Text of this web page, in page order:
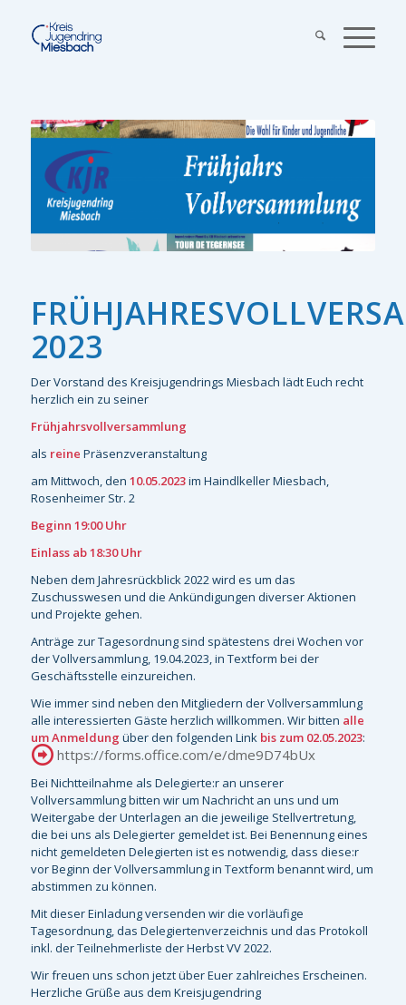
2023
Der Vorstand des Kreisjugendrings Miesbach lädt Euch recht
herzlich ein zu seiner
Frühjahrsvollversammlung
als reine Präsenzveranstaltung
am Mittwoch, den 10.05.2023im Haindlkeller Miesbach,
Rosenheimer Str. 2
Beginn 19:00 Uhr
Einlass ab 18:30 Uhr
Neben dem Jahresrückblick 2022 wird es um das
Zuschusswesen und die Ankündigungen diverser Aktionen
und Projekte gehen.
Anträge zur Tagesordnung sind spätestens drei Wochen vor
der Vollversammlung, 19.04.2023, in Textform bei der
Geschäftsstelle einzureichen.
Wie immer sind neben den Mitgliedern der Vollversammlung
alle interessierten Gäste herzlich willkommen. Wir bitten alle
um Anmeldung über den folgenden Link bis zum 02.05.2023:
https://forms.office.com/e/dme9D74bUx
Bei Nichtteilnahme als Delegierte:r an unserer
Vollversammlung bitten wir um Nachricht an uns und um
Weitergabe der Unterlagen an die jeweilige Stellvertretung,
die bei uns als Delegierter gemeldet ist. Bei Benennung eines
nicht gemeldeten Delegierten ist es notwendig, dass diese:r
vor Beginn der Vollversammlung in Textform benannt wird, um
abstimmen zu können.
Mit dieser Einladung versenden wir die vorläufige
Tagesordnung, das Delegiertenverzeichnis und das Protokoll
inkl. der Teilnehmerliste der Herbst VV 2022.
Wir freuen uns schon jetzt über Euer zahlreiches Erscheinen.
Herzliche Grüße aus dem Kreisjugendring